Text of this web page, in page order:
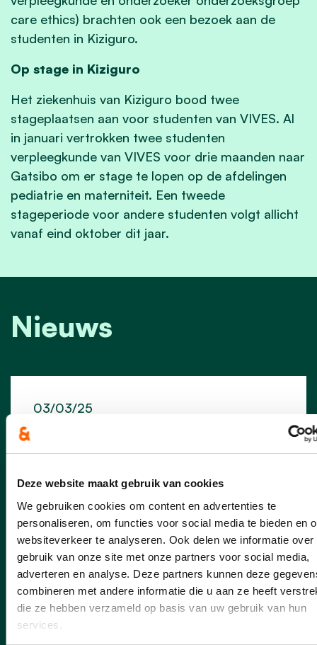
Deze website maakt gebruik van cookies
We gebruiken cookies om content en advertenties te
personaliseren, om functies voor social media te bieden en
websiteverkeer te analyseren. Ook delen we informatie over
gebruik van onze site met onze partners voor social media,
adverteren en analyse. Deze partners kunnen deze
combineren met andere informatie die u aan ze heeft
die ze hebben verzameld op basis van uw gebruik van hun
services.
care ethics) brachten ook een bezoek aan de
studenten in Kiziguro.
Op stage in Kiziguro
Het ziekenhuis van Kiziguro bood twee
stageplaatsen aan voor studenten van VIVES. Al
in januari vertrokken twee studenten
verpleegkunde van VIVES voor drie maanden naar
Gatsibo om er stage te lopen op de afdelingen
pediatrie en materniteit. Een tweede
stageperiode voor andere studenten volgt allicht
vanaf eind oktober dit jaar.
Nieuws
feestcheque
03/03/25
De Europese Dag van de Buren – dit jaar
op vrijdag 23 mei – brengt opnieuw
duizenden buren samen. Ook in Waregem
wordt dat in tientallen buurten gevierd,
gewoon op straat of met een lekkere
barbecue. Feestende buurten kunnen met
een feestcheque van de stad rekenen op
een financieel duwtje in de rug. We gaan
dit jaar ook opnieuw op zoek naar de
Buur(t) van het Jaar.